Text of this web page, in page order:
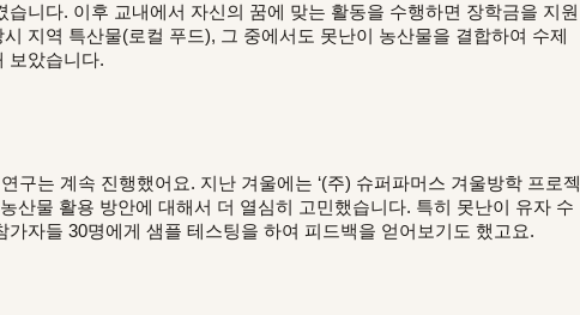
니다. 이후 교내에서 자신의 꿈에 맞는 활동을 수행하면 장학금을 지원
지역 특산물(로컬 푸드), 그 중에서도 못난이 농산물을 결합하여 수제
보았습니다.
구는 계속 진행했어요. 지난 겨울에는 ‘(주) 슈퍼파머스 겨울방학 프로젝
산물 활용 방안에 대해서 더 열심히 고민했습니다. 특히 못난이 유자 수
자들 30명에게 샘플 테스팅을 하여 피드백을 얻어보기도 했고요.